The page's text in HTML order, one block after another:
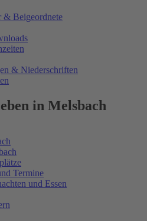
& Beigeordnete
& Niederschriften
in Melsbach
Termine
und Essen